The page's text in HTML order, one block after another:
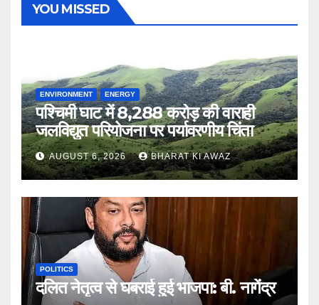
YOU MISSED
ENVIRONMENT ENERGY
पश्चिमी घाट में 8,288 करोड़ की वाराही
जलविद्युत परियोजना पर पर्यावरणीय चिंता
AUGUST 6, 2026 BHARAT KI AWAZ
POLITICS
दलित नेतृत्व से घबराई हुई भाजपा: बी. नागेंद्र